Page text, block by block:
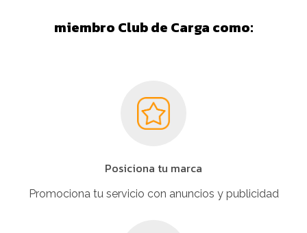
miembro Club de Carga como:
Posiciona tu marca
Promociona tu servicio con anuncios y publicidad